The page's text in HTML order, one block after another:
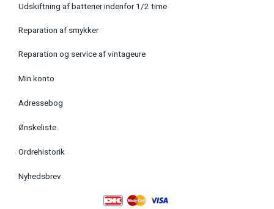
Udskiftning af batterier indenfor 1/2 time
Reparation af smykker
Reparation og service af vintageure
Min konto
Adressebog
Ønskeliste
Ordrehistorik
Nyhedsbrev